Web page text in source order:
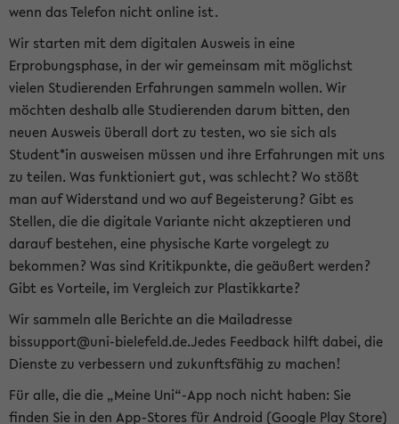
wenn das Telefon nicht online ist.
Wir starten mit dem digitalen Ausweis in eine
Erprobungsphase, in der wir gemeinsam mit möglichst
vielen Studierenden Erfahrungen sammeln wollen. Wir
möchten deshalb alle Studierenden darum bitten, den
neuen Ausweis überall dort zu testen, wo sie sich als
Student*in ausweisen müssen und ihre Erfahrungen mit uns
zu teilen. Was funktioniert gut, was schlecht? Wo stößt
man auf Widerstand und wo auf Begeisterung? Gibt es
Stellen, die die digitale Variante nicht akzeptieren und
darauf bestehen, eine physische Karte vorgelegt zu
bekommen? Was sind Kritikpunkte, die geäußert werden?
Gibt es Vorteile, im Vergleich zur Plastikkarte?
Wir sammeln alle Berichte an die Mailadresse
bissupport@uni-bielefeld.de.Jedes Feedback hilft dabei, die
Dienste zu verbessern und zukunftsfähig zu machen!
Für alle, die die „Meine Uni“-App noch nicht haben: Sie
finden Sie in den App-Stores für Android (Google Play Store)